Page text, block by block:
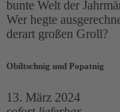
bunte Welt der
Wer hegte
derart großen Groll?
Obiltschnig und Popatnig
13. März 2024